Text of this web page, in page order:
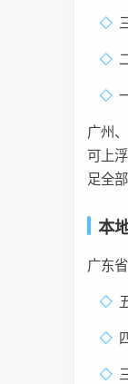
广州
可上
足全
本
广东